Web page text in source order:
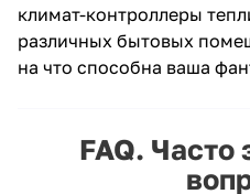
климат-контроллеры
различных бытовых
на что способна ваша
FAQ.